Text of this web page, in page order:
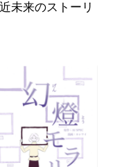
未来のストーリ